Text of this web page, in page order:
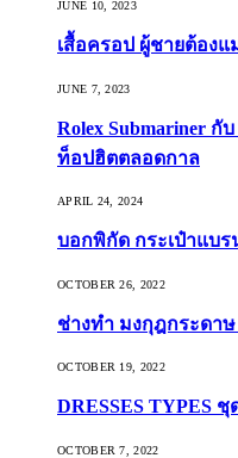
JUNE 10, 2023
เสื้อครอป ผู้ชายต้องแ
JUNE 7, 2023
Rolex Submariner
ท็อปฮิตตลอดกาล
APRIL 24, 2024
บอกพิกัด กระเป๋าแบร
OCTOBER 26, 2022
ช่างทำ มงกุฎกระดา
OCTOBER 19, 2022
DRESSES TYPES
OCTOBER 7, 2022